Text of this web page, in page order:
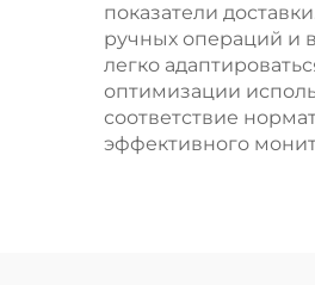
показатели
ручных операций и
легко
оптимизации
соответствие
эффективного